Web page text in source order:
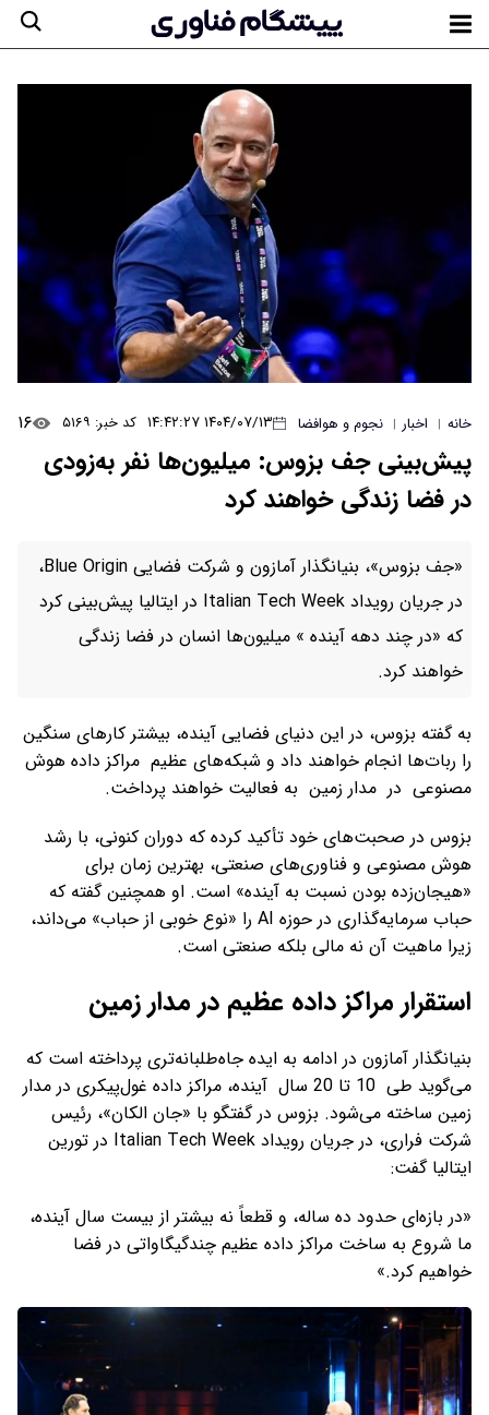
خانه | اخبار | نجوم و هوافضا ۱۴۰۴/۰۷/۱۳ ۱۴:۴۲:۲۷ کد خبر: ۵۱۶۹ ۱۶
پیش‌بینی جف بزوس: میلیون‌ها نفر به‌زودی
در فضا زندگی خواهند کرد
«جف بزوس»، بنیانگذار آمازون و شرکت فضایی Blue Origin،
در جریان رویداد Italian Tech Week در ایتالیا پیش‌بینی کرد
که «در چند دهه آینده » میلیون‌ها انسان در فضا زندگی
خواهند کرد.
به گفته بزوس، در این دنیای فضایی آینده، بیشتر کارهای سنگین
را ربات‌ها انجام خواهند داد و شبکه‌های عظیم مراکز داده‌ هوش
مصنوعی در مدار زمین به فعالیت خواهند پرداخت.
بزوس در صحبت‌های خود تأکید کرده که دوران کنونی، با رشد
هوش مصنوعی و فناوری‌های صنعتی، بهترین زمان برای
«هیجان‌زده بودن نسبت به آینده» است. او همچنین گفته که
حباب سرمایه‌گذاری در حوزه‌ AI را «نوع خوبی از حباب» می‌داند،
زیرا ماهیت آن نه مالی بلکه صنعتی است.
استقرار مراکز داده عظیم در مدار زمین
بنیانگذار آمازون در ادامه به ایده جاه‌طلبانه‌تری پرداخته است که
می‌گوید طی 10 تا 20 سال آینده، مراکز داده‌ غول‌پیکری در مدار
زمین ساخته می‌شود. بزوس در گفتگو با «جان الکان»، رئیس
شرکت فراری، در جریان رویداد Italian Tech Week در تورین
ایتالیا گفت:
«در بازه‌ای حدود ده ساله، و قطعاً نه بیشتر از بیست سال آینده،
ما شروع به ساخت مراکز داده‌ عظیم چندگیگاواتی در فضا
خواهیم کرد.»